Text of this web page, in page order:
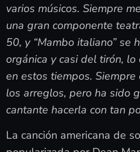
varios músicos. Siempre
una gran componente
50, y “Mambo italiano” se
orgánica y casi del tirón,
en estos tiempos.
los arreglos, pero ha sido
cantante hacerla con tan
La canción americana de